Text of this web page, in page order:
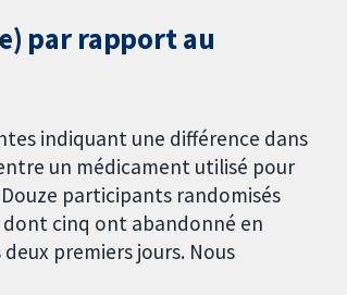
par rapport au
indiquant une différence dans
un médicament utilisé pour
participants randomisés
cinq ont abandonné en
premiers jours. Nous